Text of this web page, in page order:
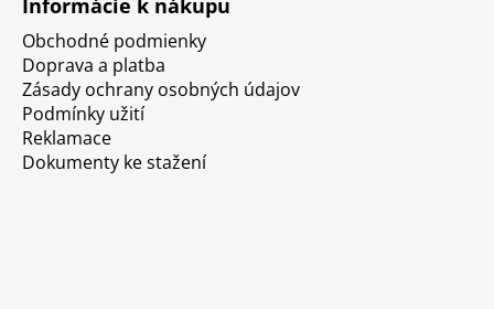
Obchodné podmienky
Doprava a platba
Zásady ochrany osobných údajov
Podmínky užití
Reklamace
Dokumenty ke stažení